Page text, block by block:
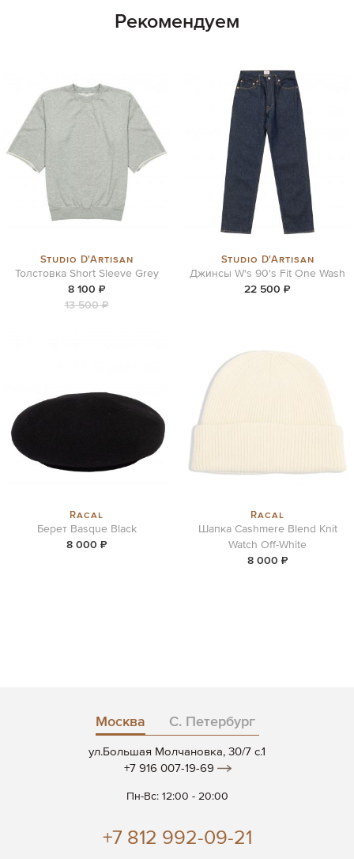
Рекомендуем
Studio D'Artisan
Толстовка Short Sleeve Grey
8 100 ₽
13 500 ₽
Studio D'Artisan
Джинсы W's 90's Fit One Wash
22 500 ₽
Racal
Берет Basque Black
8 000 ₽
Racal
Шапка Cashmere Blend Knit
Watch Off-White
8 000 ₽
Москва С. Петербург
ул.Большая Молчановка, 30/7 c.1
+7 916 007-19-69
Пн-Вс: 12:00 - 20:00
+7 812 992-09-21